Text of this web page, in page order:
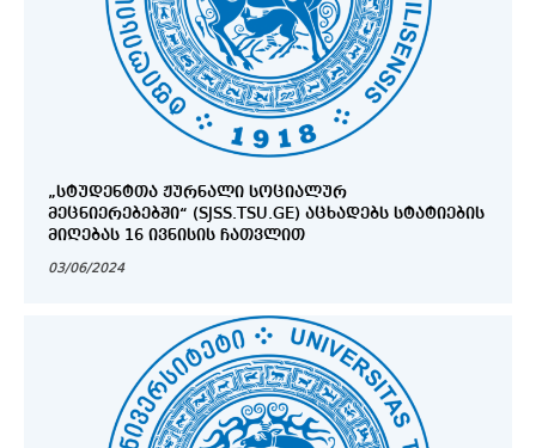
„ᲡᲢᲣᲓᲔᲜᲢᲗᲐ ᲟᲣᲠᲜᲐᲚᲘ ᲡᲝᲪᲘᲐᲚᲣᲠ
ᲛᲔᲪᲜᲘᲔᲠᲔᲑᲔᲑᲨᲘ“ (SJSS.TSU.GE) ᲐᲪᲮᲐᲓᲔᲑᲡ ᲡᲢᲐᲢᲘᲔᲑᲘᲡ
ᲛᲘᲦᲔᲑᲐᲡ 16 ᲘᲕᲜᲘᲡᲘᲡ ᲩᲐᲗᲕᲚᲘᲗ
03/06/2024